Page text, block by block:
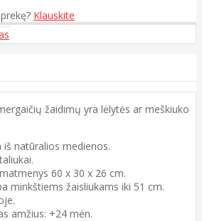
Klauskite
žaidimų yra lėlytės ar meškiuko
natūralios medienos.
60 x 30 x 26 cm.
minkštiems žaisliukams iki 51 cm.
amžius: +24 mėn.